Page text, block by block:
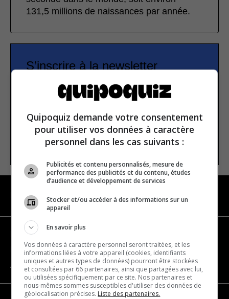
131,5 millions de naissances par année.
S’inscrire à la newsletter
E-mail
S’INSCRIRE
NAVIGATION
Devenir partenaire
Nous joindre
À propos
Quipoquiz demande votre consentement
pour utiliser vos données à caractère
personnel dans les cas suivants :
Publicités et contenu personnalisés, mesure de
performance des publicités et du contenu, études
d’audience et développement de services
Stocker et/ou accéder à des informations sur un
appareil
En savoir plus
Vos données à caractère personnel seront traitées, et les
informations liées à votre appareil (cookies, identifiants
uniques et autres types de données) pourront être stockées
et consultées par 66 partenaires, ainsi que partagées avec lui,
ou utilisées spécifiquement par ce site. Nos partenaires et
nous-mêmes sommes susceptibles d'utiliser des données de
géolocalisation précises. Liste des partenaires.